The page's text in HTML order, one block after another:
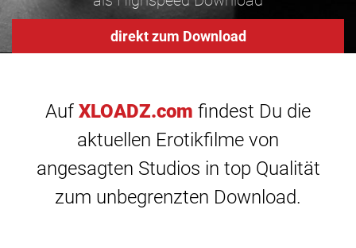
direkt zum Download
Auf XLOADZ.com findest Du die
aktuellen Erotikfilme von
angesagten Studios in top Qualität
zum unbegrenzten Download.